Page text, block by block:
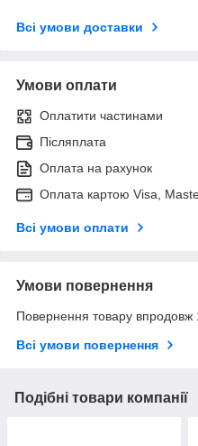
Всі умови доставки
Умови оплати
Оплатити частинами
Післяплата
Оплата на рахунок
Оплата картою Visa,
Всі умови оплати
Умови повернення
Повернення товару впродовж
Всі умови повернення
Подібні товари компанії